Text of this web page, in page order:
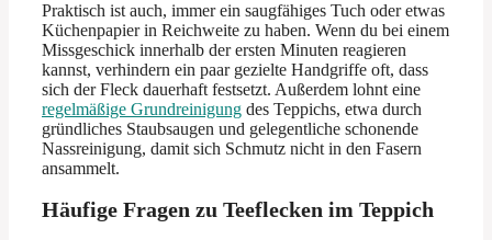
Praktisch ist auch, immer ein saugfähiges Tuch oder etwas
Küchenpapier in Reichweite zu haben. Wenn du bei einem
Missgeschick innerhalb der ersten Minuten reagieren
kannst, verhindern ein paar gezielte Handgriffe oft, dass
sich der Fleck dauerhaft festsetzt. Außerdem lohnt eine
regelmäßige Grundreinigung des Teppichs, etwa durch
gründliches Staubsaugen und gelegentliche schonende
Nassreinigung, damit sich Schmutz nicht in den Fasern
ansammelt.
Häufige Fragen zu Teeflecken im Teppich